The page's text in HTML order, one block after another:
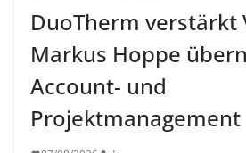
DuoTherm verstärkt
Markus Hoppe
Account- und
Projektmanagement